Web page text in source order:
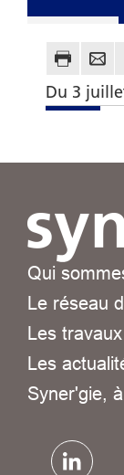
Du 3
Qui
Le réseau
Les
Les
Syner'gie,